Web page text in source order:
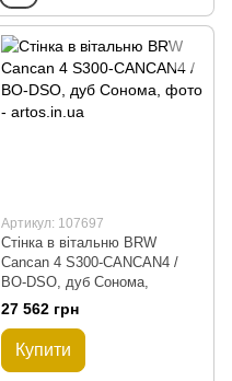
Артикул: 107697
Стінка в вітальню BRW
Cancan 4 S300-CANCAN4 /
BO-DSO, дуб Сонома,
27 562 грн
Купити